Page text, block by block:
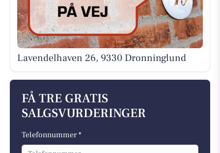
Lavendelhaven 26, 9330 Dronninglund
FÅ TRE GRATIS
SALGSVURDERINGER
Telefonnummer *